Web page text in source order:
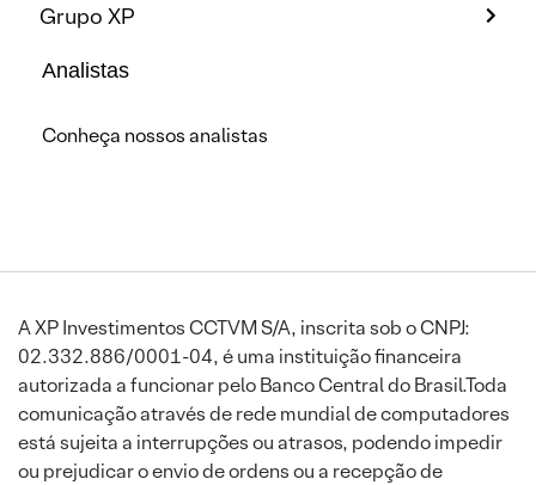
Grupo XP
Analistas
Conheça nossos analistas
A XP Investimentos CCTVM S/A, inscrita sob o CNPJ:
02.332.886/0001-04, é uma instituição financeira
autorizada a funcionar pelo Banco Central do Brasil.Toda
comunicação através de rede mundial de computadores
está sujeita a interrupções ou atrasos, podendo impedir
ou prejudicar o envio de ordens ou a recepção de